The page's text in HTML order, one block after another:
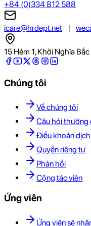
+84 (0)334 812 588
icare@hrdept.net |
15 Hẻm 1, Khởi Nghĩa
Chúng tôi
Về chúng tôi
Câu hỏi thường
Điều khoản
Quyền riêng tư
Phản hồi
Cộng tác viên
Ứng viên
Ứng viên sẽ